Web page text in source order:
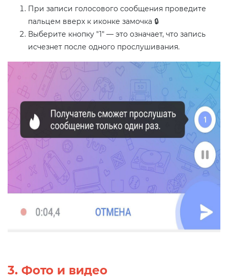
При записи голосового сообщения проведите
пальцем вверх к иконке замочка 🔒
Выберите кнопку "1" — это означает, что запись
исчезнет после одного прослушивания.
3. Фото и видео